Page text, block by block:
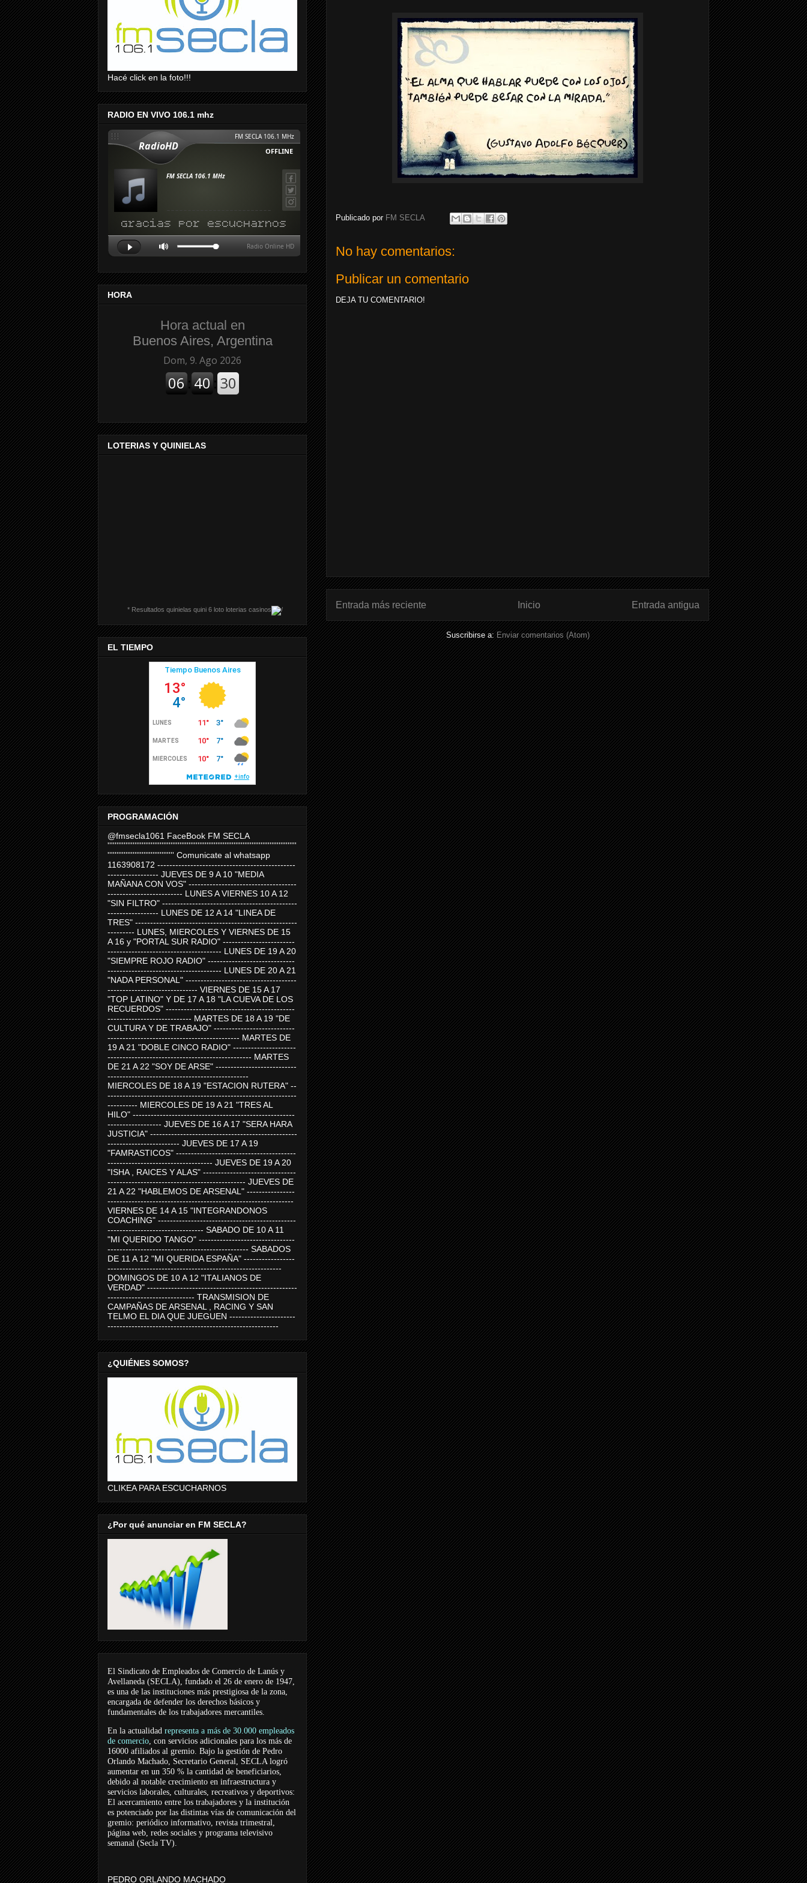
Publicado por FM SECLA
No hay comentarios:
Publicar un comentario
DEJA TU COMENTARIO!
Entrada más reciente Entrada antigua
Inicio
Suscribirse a: Enviar comentarios (Atom)
Hacé click en la foto!!!
RADIO EN VIVO 106.1 mhz
HORA
Hora actual en
Buenos Aires, Argentina
LOTERIAS Y QUINIELAS
* Resultados quinielas quini 6 loto loterias casinos
EL TIEMPO
PROGRAMACIÓN
@fmsecla1061 FaceBook FM SECLA
'''''''''''''''''''''''''''''''''''''''''''''''''''''''''''''''''''''''''''''''''''''''''''''''''''''''''
''''''''''''''''''''''''''''''''''''' Comunicate al whatsapp
1163908172 ----------------------------------------------
----------------- JUEVES DE 9 A 10 "MEDIA
MAÑANA CON VOS" ------------------------------------
------------------------- LUNES A VIERNES 10 A 12
"SIN FILTRO" ---------------------------------------------
----------------- LUNES DE 12 A 14 "LINEA DE
TRES" ------------------------------------------------------
--------- LUNES, MIERCOLES Y VIERNES DE 15
A 16 y "PORTAL SUR RADIO" ------------------------
-------------------------------------- LUNES DE 19 A 20
"SIEMPRE ROJO RADIO" -----------------------------
-------------------------------------- LUNES DE 20 A 21
"NADA PERSONAL" -------------------------------------
------------------------------ VIERNES DE 15 A 17
"TOP LATINO" Y DE 17 A 18 "LA CUEVA DE LOS
RECUERDOS" -------------------------------------------
---------------------------- MARTES DE 18 A 19 "DE
CULTURA Y DE TRABAJO" ---------------------------
-------------------------------------------- MARTES DE
19 A 21 "DOBLE CINCO RADIO" ---------------------
------------------------------------------------ MARTES
DE 21 A 22 "SOY DE ARSE" ---------------------------
-----------------------------------------------
MIERCOLES DE 18 A 19 "ESTACION RUTERA" --
---------------------------------------------------------------
---------- MIERCOLES DE 19 A 21 "TRES AL
HILO" ------------------------------------------------------
------------------ JUEVES DE 16 A 17 "SERA HARA
JUSTICIA" -------------------------------------------------
------------------------ JUEVES DE 17 A 19
"FAMRASTICOS" ----------------------------------------
----------------------------------- JUEVES DE 19 A 20
"ISHA , RAICES Y ALAS" -------------------------------
---------------------------------------------- JUEVES DE
21 A 22 "HABLEMOS DE ARSENAL" ----------------
--------------------------------------------------------------
VIERNES DE 14 A 15 "INTEGRANDONOS
COACHING" ----------------------------------------------
-------------------------------- SABADO DE 10 A 11
"MI QUERIDO TANGO" --------------------------------
----------------------------------------------- SABADOS
DE 11 A 12 "MI QUERIDA ESPAÑA" -----------------
----------------------------------------------------------
DOMINGOS DE 10 A 12 "ITALIANOS DE
VERDAD" --------------------------------------------------
----------------------------- TRANSMISION DE
CAMPAÑAS DE ARSENAL , RACING Y SAN
TELMO EL DIA QUE JUEGUEN ----------------------
---------------------------------------------------------
¿QUIÉNES SOMOS?
CLIKEA PARA ESCUCHARNOS
¿Por qué anunciar en FM SECLA?
El Sindicato de Empleados de Comercio de Lanús y
Avellaneda (SECLA), fundado el 26 de enero de 1947,
es una de las instituciones más prestigiosa de la zona,
encargada de defender los derechos básicos y
fundamentales de los trabajadores mercantiles.
En la actualidad representa a más de 30.000 empleados
de comercio, con servicios adicionales para los más de
16000 afiliados al gremio. Bajo la gestión de Pedro
Orlando Machado, Secretario General, SECLA logró
aumentar en un 350 % la cantidad de beneficiarios,
debido al notable crecimiento en infraestructura y
servicios laborales, culturales, recreativos y deportivos:
El acercamiento entre los trabajadores y la institución
es potenciado por las distintas vías de comunicación del
gremio: periódico informativo, revista trimestral,
página web, redes sociales y programa televisivo
semanal (Secla TV).
PEDRO ORLANDO MACHADO